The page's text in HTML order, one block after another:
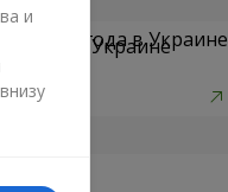
цветов года в Украине
и